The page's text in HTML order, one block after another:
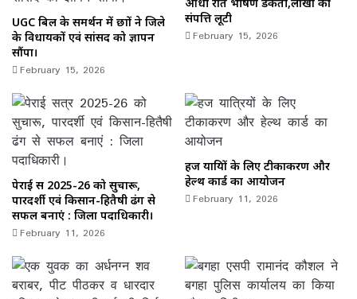
UGC बिल के समर्थन में छात्रों ने जिले
के विधायकों एवं सांसद को ज्ञापन
सौंपा।
February 15, 2026
आधी रात भीषण डकैती,लाखों की
संपत्ति लूटी
February 15, 2026
पेराई सत्र 2025-26 को सुचारू,
पारदर्शी एवं किसान-हितैषी ढंग से
सफल बनाएं : जिला पदाधिकारी।
February 11, 2026
हज यात्रियों के लिए टीकाकरण और
हेल्थ कार्ड का आयोजन
February 11, 2026